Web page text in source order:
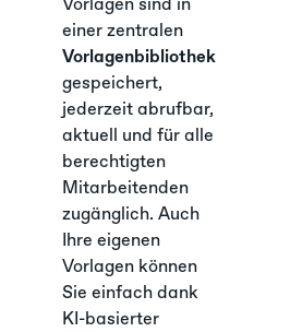
einer zentralen
Vorlagenbibliothek
gespeichert,
jederzeit abrufbar,
aktuell und für alle
berechtigten
Mitarbeitenden
zugänglich. Auch
Ihre eigenen
Vorlagen können
Sie einfach dank
KI-basierter